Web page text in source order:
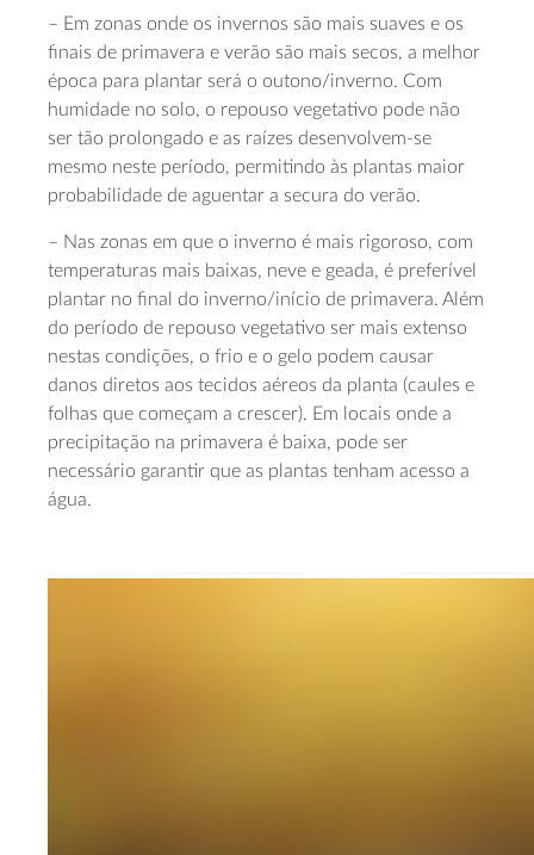
– Em zonas onde os invernos são mais suaves e os
finais de primavera e verão são mais secos, a melhor
época para plantar será o outono/inverno. Com
humidade no solo, o repouso vegetativo pode não
ser tão prolongado e as raízes desenvolvem-se
mesmo neste período, permitindo às plantas maior
probabilidade de aguentar a secura do verão.
– Nas zonas em que o inverno é mais rigoroso, com
temperaturas mais baixas, neve e geada, é preferível
plantar no final do inverno/início de primavera. Além
do período de repouso vegetativo ser mais extenso
nestas condições, o frio e o gelo podem causar
danos diretos aos tecidos aéreos da planta (caules e
folhas que começam a crescer). Em locais onde a
precipitação na primavera é baixa, pode ser
necessário garantir que as plantas tenham acesso a
água.